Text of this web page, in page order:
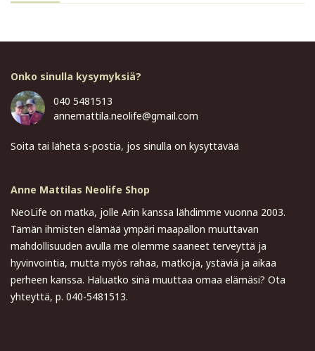
Onko sinulla kysymyksiä?
040 5481513
annemattila.neolife@gmail.com
Soita tai lähetä s-postia, jos sinulla on kysyttävää
Anne Mattilas Neolife Shop
NeoLife on matka, jolle Arin kanssa lähdimme vuonna 2003.
Tämän ihmisten elämää ympäri maapallon muuttavan
mahdollisuuden avulla me olemme saaneet terveyttä ja
hyvinvointia, mutta myös rahaa, matkoja, ystäviä ja aikaa
perheen kanssa. Haluatko sinä muuttaa omaa elämäsi? Ota
yhteyttä, p. 040-5481513.